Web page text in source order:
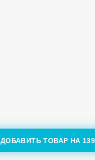
ДОБАВИТЬ ТОВАР НА